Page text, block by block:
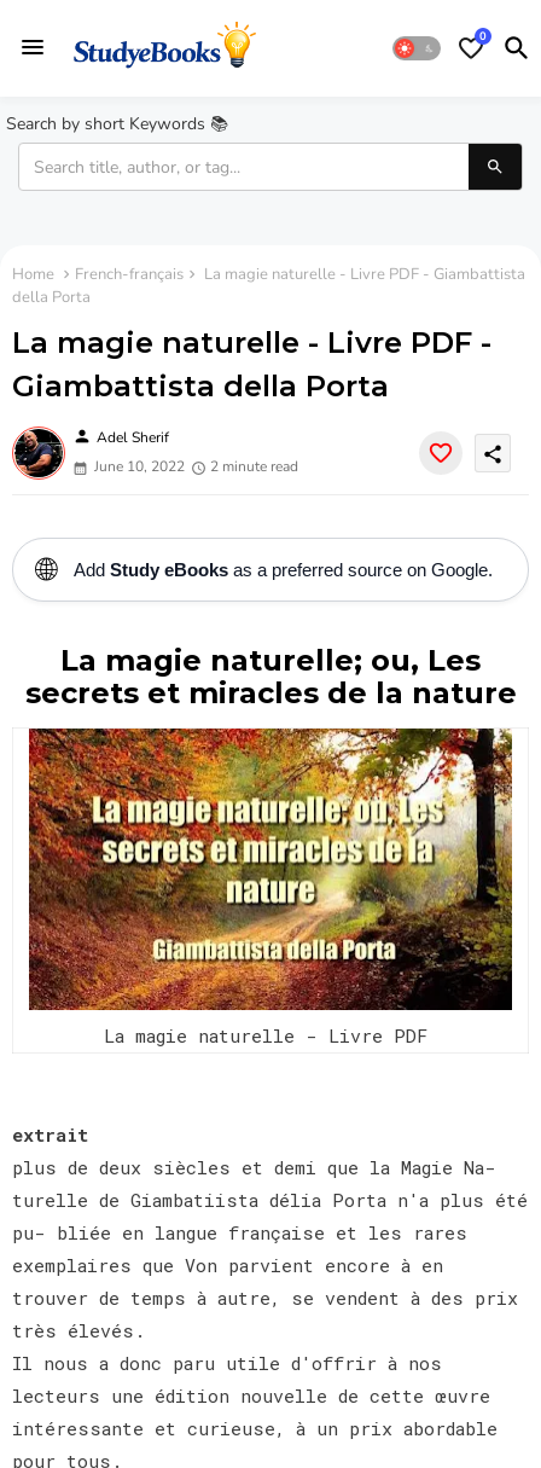
0
Search by short Keywords 📚
Home French-français
La magie naturelle - Livre PDF - Giambattista
della Porta
La magie naturelle - Livre PDF -
Giambattista della Porta
person Adel Sherif
June 10, 2022
2 minute read
share
🌐 Add Study eBooks as a preferred source on Google.
La magie naturelle; ou, Les
secrets et miracles de la nature
La magie naturelle - Livre PDF
extrait
plus de deux siècles et demi que la Magie Na-
turelle de Giambatiista délia Porta n'a plus été
pu- bliée en langue française et les rares
exemplaires que Von parvient encore à en
trouver de temps à autre, se vendent à des prix
très élevés.
Il nous a donc paru utile d'offrir à nos
lecteurs une édition nouvelle de cette œuvre
intéressante et curieuse, à un prix abordable
pour tous.